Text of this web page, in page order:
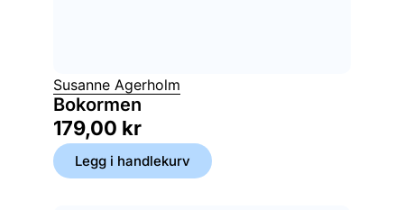
Susanne Agerholm
Bokormen
179,00 kr
Legg i handlekurv